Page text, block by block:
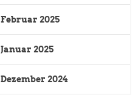
Februar 2025
Januar 2025
Dezember 2024